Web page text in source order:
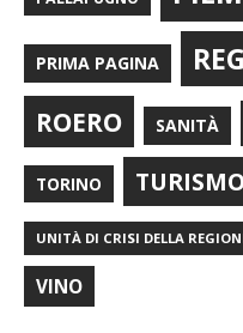
PRIMA PAGINA
ROERO SANITÀ
TORINO TURISMO
UNITÀ DI CRISI DELLA
VINO